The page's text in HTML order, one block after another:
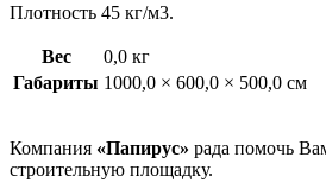
Плотность 45 кг/м3.
Вес
0,0 кг
Габариты 1000,0 × 600,0 × 500,0 см
Компания «Папирус» рада помочь
строительную площадку.